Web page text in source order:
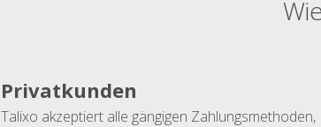
Privatkunden
Talixo akzeptiert alle gängigen Zahlungsmethoden,